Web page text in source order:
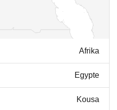
Afrika
Egypte
Kousa